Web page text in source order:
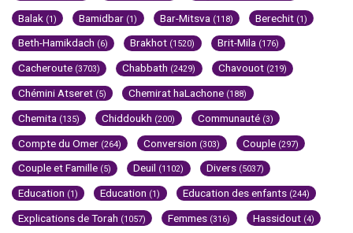
Balak (1) Bamidbar (1) Bar-Mitsva (118) Berechit (1)
Beth-Hamikdach (6) Brakhot (1520) Brit-Mila (176)
Cacheroute (3703) Chabbath (2429) Chavouot (219)
Chémini Atseret (5) Chemirat haLachone (188)
Chemita (135) Chiddoukh (200) Communauté (3)
Compte du Omer (264) Conversion (303) Couple (297)
Couple et Famille (5) Deuil (1102) Divers (5037)
Education (1) Education (1) Education des enfants (244)
Explications de Torah (1057) Femmes (316) Hassidout (4)